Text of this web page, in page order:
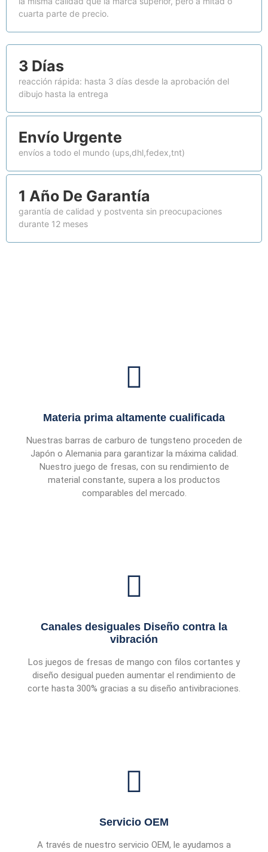
cuarta parte de precio.
3 Días
reacción rápida: hasta 3 días desde la aprobación del
dibujo hasta la entrega
Envío Urgente
envíos a todo el mundo (ups,dhl,fedex,tnt)
1 Año De Garantía
garantía de calidad y postventa sin preocupaciones
durante 12 meses
Materia prima altamente cualificada
Nuestras barras de carburo de tungsteno proceden de
Japón o Alemania para garantizar la máxima calidad.
Nuestro juego de fresas, con su rendimiento de
material constante, supera a los productos
comparables del mercado.
Canales desiguales Diseño contra la
vibración
Los juegos de fresas de mango con filos cortantes y
diseño desigual pueden aumentar el rendimiento de
corte hasta 300% gracias a su diseño antivibraciones.
Servicio OEM
A través de nuestro servicio OEM, le ayudamos a